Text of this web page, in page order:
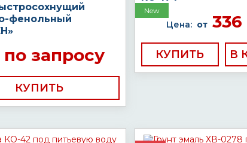
фенольный
запросу
КУПИТЬ
New
Цена: от 336
КУПИТЬ